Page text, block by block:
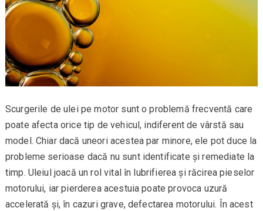
Scurgerile de ulei pe motor sunt o problemă frecventă care
poate afecta orice tip de vehicul, indiferent de vârstă sau
model. Chiar dacă uneori acestea par minore, ele pot duce la
probleme serioase dacă nu sunt identificate și remediate la
timp. Uleiul joacă un rol vital în lubrifierea și răcirea pieselor
motorului, iar pierderea acestuia poate provoca uzură
accelerată și, în cazuri grave, defectarea motorului. În acest